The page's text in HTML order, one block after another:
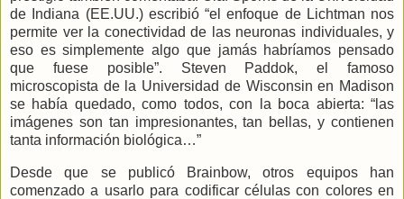
de Indiana (EE.UU.) escribió “el enfoque de Lichtman nos
permite ver la conectividad de las neuronas individuales, y
eso es simplemente algo que jamás habríamos pensado
que fuese posible”. Steven Paddok, el famoso
microscopista de la Universidad de Wisconsin en Madison
se había quedado, como todos, con la boca abierta: “las
imágenes son tan impresionantes, tan bellas, y contienen
tanta información biológica…”
Desde que se publicó Brainbow, otros equipos han
comenzado a usarlo para codificar células con colores en